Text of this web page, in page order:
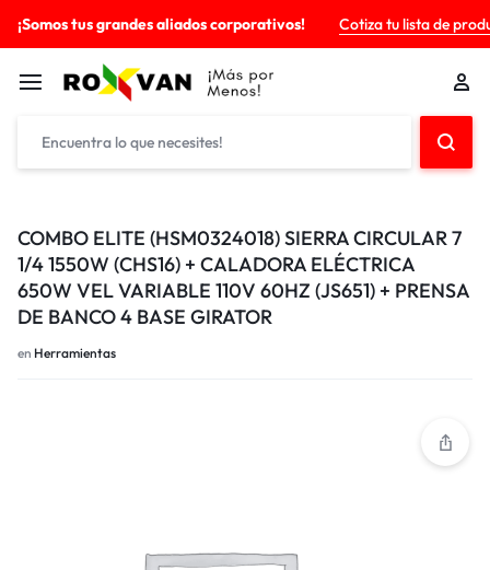
¡Somos tus grandes aliados corporativos! Cotiza tu lista de
COMBO ELITE (HSM0324018) SIERRA CIRCULAR 7
1/4 1550W (CHS16) + CALADORA ELÉCTRICA
650W VEL VARIABLE 110V 60HZ (JS651) + PRENSA
DE BANCO 4 BASE GIRATOR
en Herramientas